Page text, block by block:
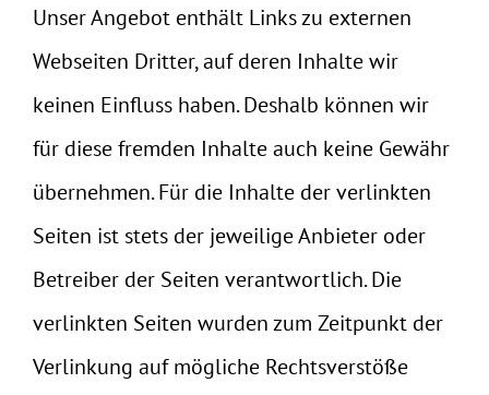
Unser Angebot enthält Links zu externen
Webseiten Dritter, auf deren Inhalte wir
keinen Einfluss haben. Deshalb können wir
für diese fremden Inhalte auch keine Gewähr
übernehmen. Für die Inhalte der verlinkten
Seiten ist stets der jeweilige Anbieter oder
Betreiber der Seiten verantwortlich. Die
verlinkten Seiten wurden zum Zeitpunkt der
Verlinkung auf mögliche Rechtsverstöße